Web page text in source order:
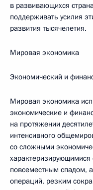
в развивающихся
поддерживать усилия
развития тысячелетия.
Мировая экономика
Экономический и
Мировая экономика
экономические и
на протяжении
интенсивного
со сложными
повсеместным спадом,
операций, резким